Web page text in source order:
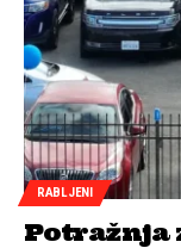
RABLJENI
Potražnja